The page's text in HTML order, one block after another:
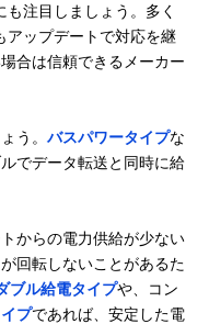
注目しましょう。多く
アップデートで対応を継
合は信頼できるメーカー
う。 バスパワータイプな
でデータ転送と同時に給
からの電力供給が少ない
回転しないことがあるた
ブル給電タイプや、コン
プであれば、安定した電